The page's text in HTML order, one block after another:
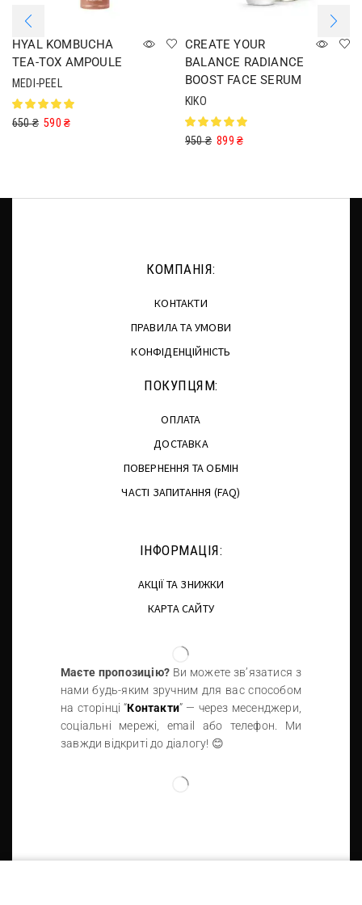
HYAL KOMBUCHA
TEA-TOX AMPOULE
MEDI-PEEL
650₴ 590₴
CREATE YOUR
BALANCE RADIANCE
BOOST FACE SERUM
KIKO
950₴ 899₴
КОМПАНІЯ:
КОНТАКТИ
ПРАВИЛА ТА УМОВИ
КОНФІДЕНЦІЙНІСТЬ
ПОКУПЦЯМ:
ОПЛАТА
ДОСТАВКА
ПОВЕРНЕННЯ ТА ОБМІН
ЧАСТІ ЗАПИТАННЯ (FAQ)
ІНФОРМАЦІЯ:
АКЦІЇ ТА ЗНИЖКИ
КАРТА САЙТУ
Маєте пропозицію? Ви можете зв’язатися з
нами будь-яким зручним для вас способом
на сторінці “Контакти” — через месенджери,
соціальні мережі, email або телефон. Ми
завжди відкриті до діалогу! 😊